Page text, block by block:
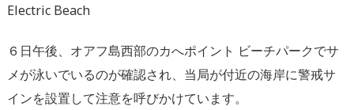
Electric Beach
６日午後、オアフ島西部のカへポイント ビーチパークでサ
メが泳いでいるのが確認され、当局が付近の海岸に警戒サ
インを設置して注意を呼びかけています。